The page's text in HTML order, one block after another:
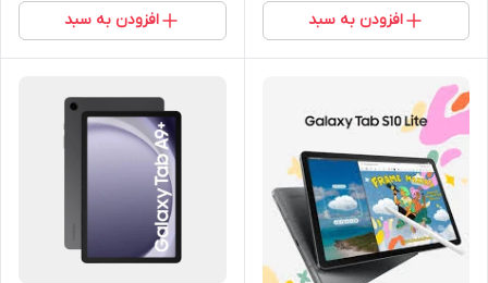
افزودن به سبد افزودن به سبد